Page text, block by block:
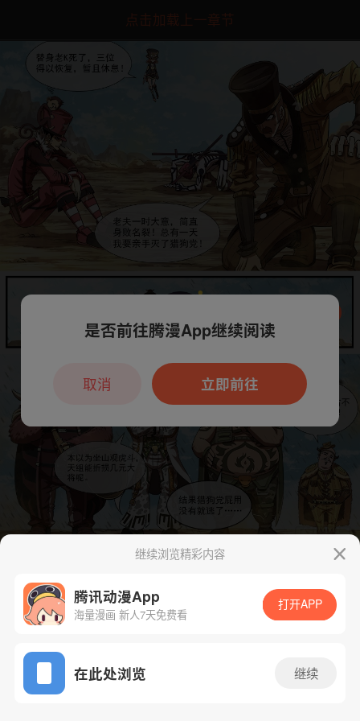
点击加载上一章节
App免费看
下一话 腾漫App免费看
继续浏览精彩内容
腾讯动漫App
海量漫画 新人7天免费看
打开APP
在此处浏览 继续
本章节仅支持App阅读，可打开App新用
户7天免费看
是否前往腾漫App继续阅读
立即前往
取消